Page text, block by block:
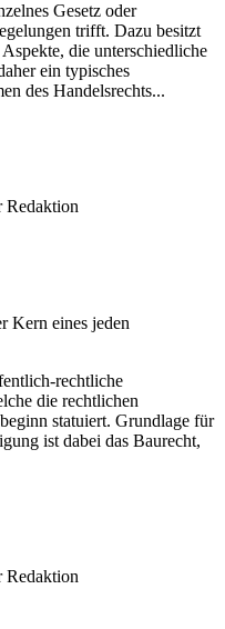
Gesetz oder
trifft. Dazu besitzt
die unterschiedliche
ein typisches
des Handelsrechts...
Redaktion
Kern eines jeden
rechtliche
die rechtlichen
statuiert. Grundlage für
ist dabei das Baurecht,
Redaktion